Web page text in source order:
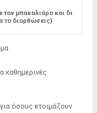
μπακαλιάρο και δεν
το διορθώσεις)
καθημερινές
όσους ετοιμάζουν